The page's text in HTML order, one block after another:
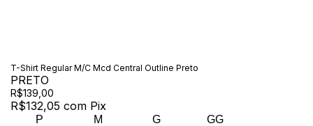
T-Shirt Regular M/C Mcd Central Outline Preto
PRETO
R$139,00
R$132,05 com Pix
P M G GG